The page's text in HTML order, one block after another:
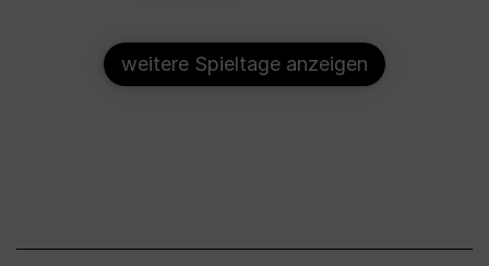
weitere Spieltage anzeigen